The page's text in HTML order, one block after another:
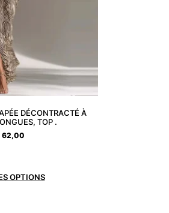
DÉCONTRACTÉ À
TOP .
62,00
OPTIONS